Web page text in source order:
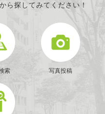
ら探してみてください！
索 写真投稿